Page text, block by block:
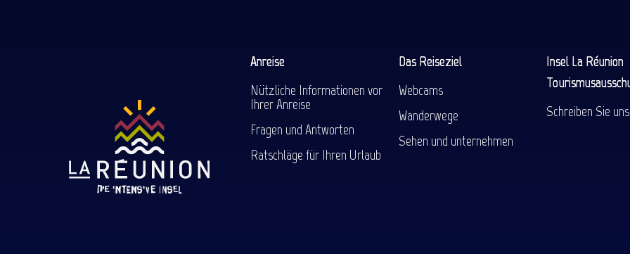
Anreise
Nützliche Informationen vor
Ihrer Anreise
Fragen und Antworten
Ratschläge für Ihren Urlaub
Das Reiseziel
Webcams
Wanderwege
Sehen und unternehmen
Insel La Réunion
Schreiben Sie uns